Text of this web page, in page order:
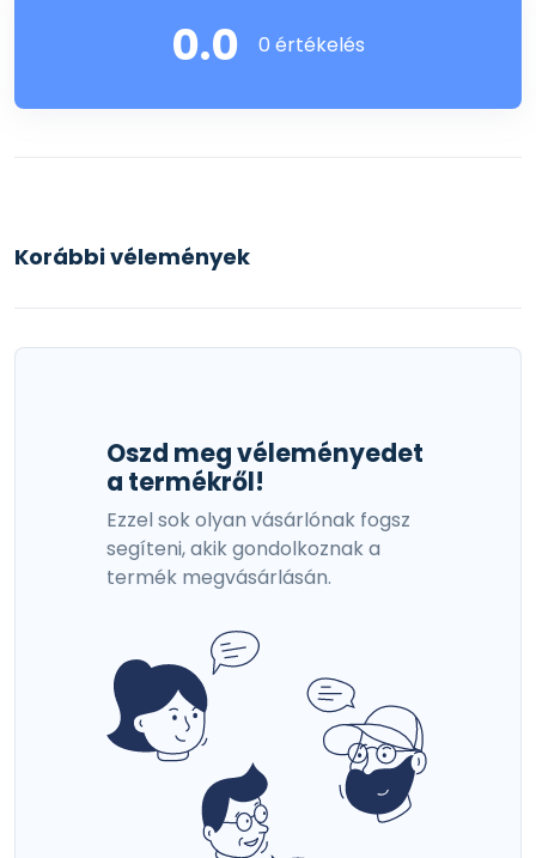
0.0 0 értékelés
Korábbi vélemények
Oszd meg véleményedet
a termékről!
Ezzel sok olyan vásárlónak fogsz
segíteni, akik gondolkoznak a
termék megvásárlásán.